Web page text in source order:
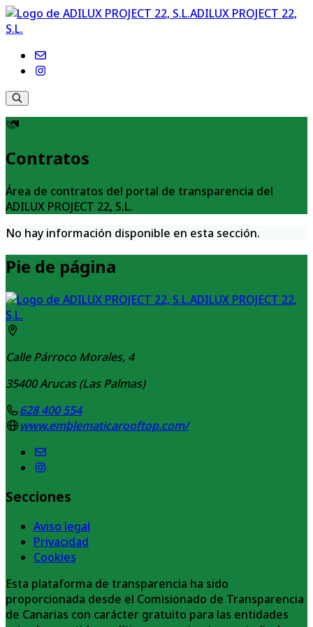
ADILUX PROJECT 22,
S.L.
Contratos
Área de contratos del portal de transparencia del
ADILUX PROJECT 22, S.L.
No hay información disponible en esta sección.
Pie de página
ADILUX PROJECT 22,
S.L.
Calle Párroco Morales, 4
35400Arucas (Las Palmas)
628 400 554
www.emblematicarooftop.com/
Secciones
Aviso legal
Privacidad
Cookies
Esta plataforma de transparencia ha sido
proporcionada desde el Comisionado de Transparencia
de Canarias con carácter gratuito para las entidades